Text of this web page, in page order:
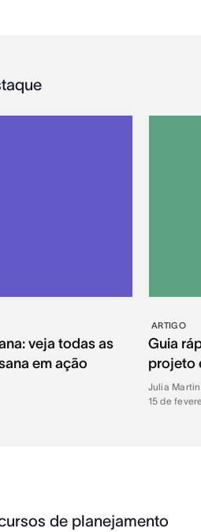
veja todas as
em ação
ARTIGO
Guia
projeto
Julia
15 de
de planejamento